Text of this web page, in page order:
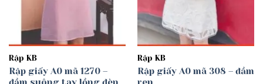
Rập KB
Rập giấy A0 mã 1270 –
Rập KB
Rập giấy A0 mã 308 – đầm